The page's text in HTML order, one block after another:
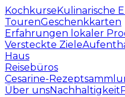
KochkurseKulinarische
TourenGeschenkkarten
Erfahrungen lokaler
Versteckte Ziele
Haus
Reisebüros
Cesarine-
Über unsNachhaltigkeit